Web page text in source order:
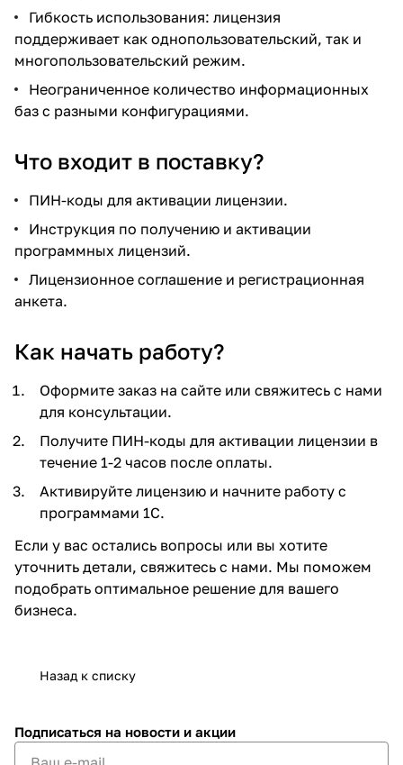
Гибкость использования: лицензия
поддерживает как однопользовательский, так и
многопользовательский режим.
Неограниченное количество информационных
баз с разными конфигурациями.
Что входит в поставку?
ПИН-коды для активации лицензии.
Инструкция по получению и активации
программных лицензий.
Лицензионное соглашение и регистрационная
анкета.
Как начать работу?
Оформите заказ на сайте или свяжитесь с нами
для консультации.
Получите ПИН-коды для активации лицензии в
течение 1-2 часов после оплаты.
Активируйте лицензию и начните работу с
программами 1С.
Если у вас остались вопросы или вы хотите
уточнить детали, свяжитесь с нами. Мы поможем
подобрать оптимальное решение для вашего
бизнеса.
Назад к списку
Подписаться на новости и акции